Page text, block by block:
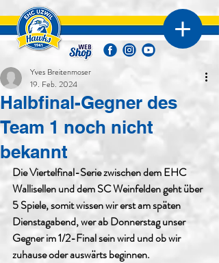
Halbfinal-Gegner des
Team 1 noch nicht
bekannt
Yves Breitenmoser
19. Feb. 2024
Die Viertelfinal-Serie zwischen dem EHC
Wallisellen und dem SC Weinfelden geht über
5 Spiele, somit wissen wir erst am späten
Dienstagabend, wer ab Donnerstag unser
Gegner im 1/2-Final sein wird und ob wir
zuhause oder auswärts beginnen.